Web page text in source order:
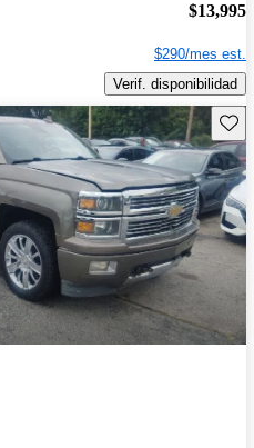
$13,995
$290/mes est.
Verif. disponibilidad